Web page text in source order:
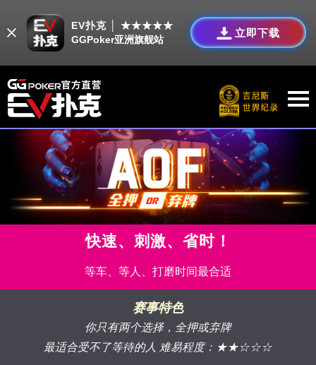
EV扑克 │ ★★★★★
GGPoker亚洲旗舰站
立即下载
快速、刺激、省时！
等车、等人、打磨时间最合适
赛事特色
你只有两个选择，全押或弃牌
最适合受不了等待的人 难易程度：★★☆☆☆